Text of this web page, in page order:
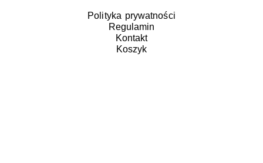
Polityka prywatności
Regulamin
Kontakt
Koszyk